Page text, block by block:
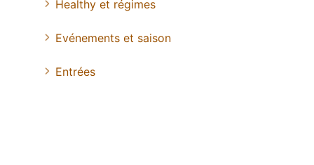
Healthy et régimes
Evénements et saison
Entrées